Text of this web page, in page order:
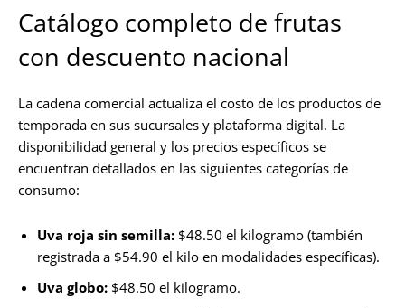
Catálogo completo de frutas
con descuento nacional
La cadena comercial actualiza el costo de los productos de
temporada en sus sucursales y plataforma digital. La
disponibilidad general y los precios específicos se
encuentran detallados en las siguientes categorías de
consumo:
Uva roja sin semilla: $48.50 el kilogramo (también
registrada a $54.90 el kilo en modalidades específicas).
Uva globo: $48.50 el kilogramo.